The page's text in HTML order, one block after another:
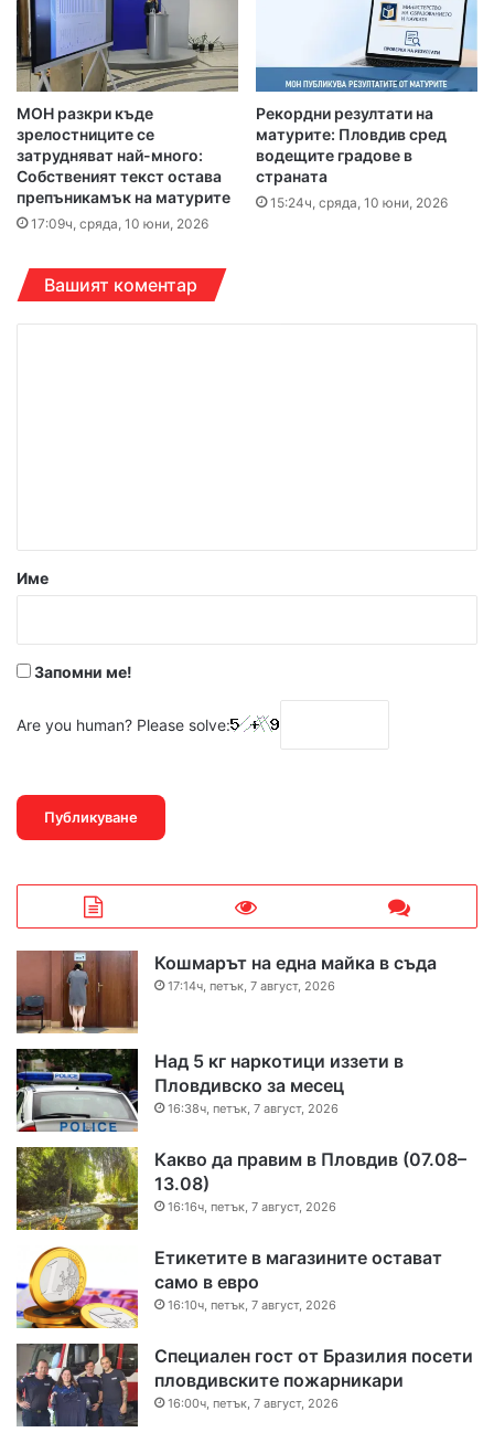
МОН разкри къде
зрелостниците се
затрудняват най-много:
Собственият текст остава
препъникамък на матурите
17:09ч, сряда, 10 юни, 2026
Рекордни резултати на
матурите: Пловдив сред
водещите градове в
страната
15:24ч, сряда, 10 юни, 2026
Вашият коментар
р
Име
Запомни ме!
Are you human? Please solve:
Кошмарът на една майка в съда
17:14ч, петък, 7 август, 2026
Над 5 кг наркотици иззети в
Пловдивско за месец
16:38ч, петък, 7 август, 2026
Какво да правим в Пловдив (07.08–
13.08)
16:16ч, петък, 7 август, 2026
Етикетите в магазините остават
само в евро
16:10ч, петък, 7 август, 2026
Специален гост от Бразилия посети
пловдивските пожарникари
16:00ч, петък, 7 август, 2026